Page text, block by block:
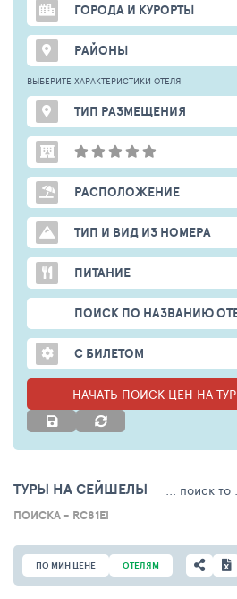
ГОРОДА И КУРОРТЫ
РАЙОНЫ
ВЫБЕРИТЕ ХАРАКТЕРИСТИКИ ОТЕЛЯ
ТИП РАЗМЕЩЕНИЯ
РАСПОЛОЖЕНИЕ
ТИП И ВИД ИЗ НОМЕРА
ПИТАНИЕ
ПОИСК ПО НАЗВАНИЮ
С БИЛЕТОМ
НАЧАТЬ ПОИСК ЦЕН НА
ТУРЫ НА СЕЙШЕЛЫ ... поиск то
ПОИСКА - RC81EI
ПО МИН ЦЕНЕ ОТЕЛЯМ